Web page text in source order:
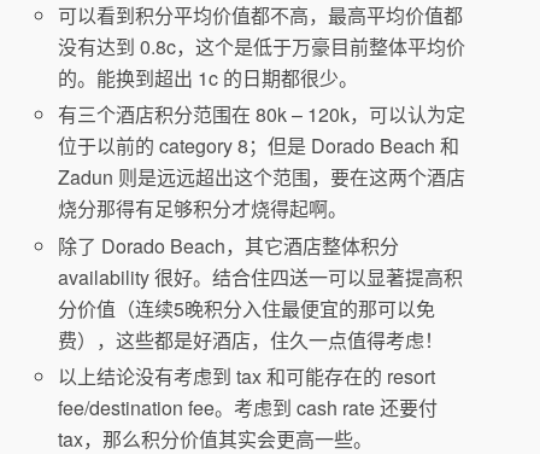
可以看到积分平均价值都不高，最高平均价值都
没有达到 0.8c，这个是低于万豪目前整体平均价
的。能换到超出 1c 的日期都很少。
有三个酒店积分范围在 80k – 120k，可以认为定
位于以前的 category 8；但是 Dorado Beach 和
Zadun 则是远远超出这个范围，要在这两个酒店
烧分那得有足够积分才烧得起啊。
除了 Dorado Beach，其它酒店整体积分
availability 很好。结合住四送一可以显著提高积
分价值（连续5晚积分入住最便宜的那可以免
费），这些都是好酒店，住久一点值得考虑！
以上结论没有考虑到 tax 和可能存在的 resort
fee/destination fee。考虑到 cash rate 还要付
tax，那么积分价值其实会更高一些。